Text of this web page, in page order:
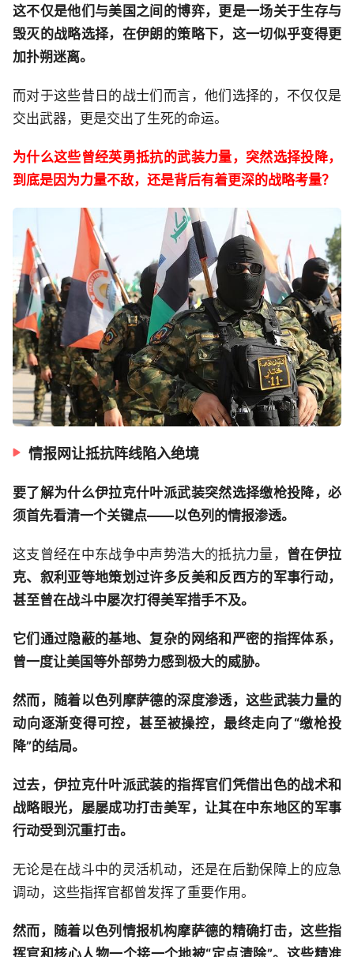
这不仅是他们与美国之间的博弈，更是一场关于生存与
毁灭的战略选择，在伊朗的策略下，这一切似乎变得更
加扑朔迷离。
而对于这些昔日的战士们而言，他们选择的，不仅仅是
交出武器，更是交出了生死的命运。
为什么这些曾经英勇抵抗的武装力量，突然选择投降，
到底是因为力量不敌，还是背后有着更深的战略考量？
情报网让抵抗阵线陷入绝境
要了解为什么伊拉克什叶派武装突然选择缴枪投降，必
须首先看清一个关键点——以色列的情报渗透。
这支曾经在中东战争中声势浩大的抵抗力量，
曾在伊拉
克、叙利亚等地策划过许多反美和反西方的军事行动，
甚至曾在战斗中屡次打得美军措手不及。
它们通过隐蔽的基地、复杂的网络和严密的指挥体系，
曾一度让美国等外部势力感到极大的威胁。
然而，随着以色列摩萨德的深度渗透，这些武装力量的
动向逐渐变得可控，甚至被操控，最终走向了“缴枪投
降”的结局。
过去，伊拉克什叶派武装的指挥官们凭借出色的战术和
战略眼光，屡屡成功打击美军，让其在中东地区的军事
行动受到沉重打击。
无论是在战斗中的灵活机动，还是在后勤保障上的应急
调动，这些指挥官都曾发挥了重要作用。
然而，随着以色列情报机构摩萨德的精确打击，这些指
挥官和核心人物一个接一个地被“定点清除”。这些精准